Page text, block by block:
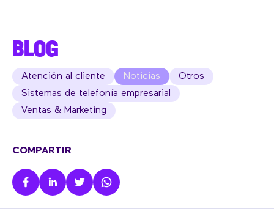
BLOG
Atención al cliente Noticias
Otros
Sistemas de telefonía empresarial
Ventas & Marketing
COMPARTIR